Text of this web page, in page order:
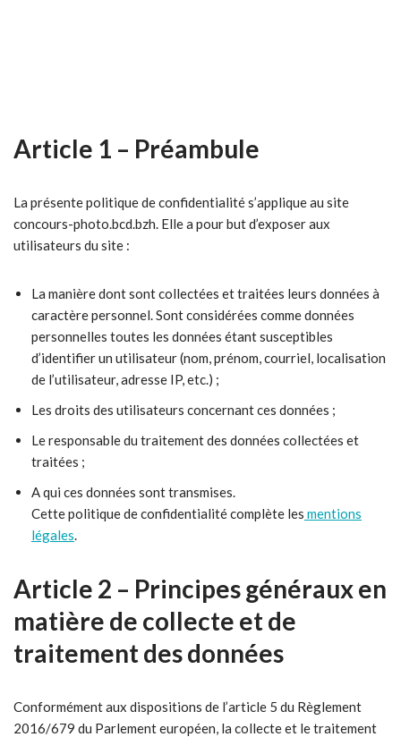
Article 1 – Préambule
La présente politique de confidentialité s’applique au site
concours-photo.bcd.bzh. Elle a pour but d’exposer aux
utilisateurs du site :
La manière dont sont collectées et traitées leurs données à
caractère personnel. Sont considérées comme données
personnelles toutes les données étant susceptibles
d’identifier un utilisateur (nom, prénom, courriel, localisation
de l’utilisateur, adresse IP, etc.) ;
Les droits des utilisateurs concernant ces données ;
Le responsable du traitement des données collectées et
traitées ;
A qui ces données sont transmises.
Cette politique de confidentialité complète les mentions
légales.
Article 2 – Principes généraux en
matière de collecte et de
traitement des données
Conformément aux dispositions de l’article 5 du Règlement
2016/679 du Parlement européen, la collecte et le traitement